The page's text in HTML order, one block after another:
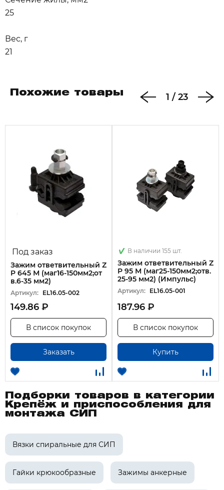
25
Вес, г
21
Похожие товары 1 / 23
Под заказ
Зажим ответвительный Z
P 645 М (маг16-150мм2;от
в.6-35 мм2)
Артикул: EL16.05-002
149.86 ₽
Заказать
В список покупок
В наличии 155 шт.
Зажим ответвительный Z
P 95 М (маг25-150мм2;отв.
25-95 мм2) (Импульс)
Артикул: EL16.05-001
187.96 ₽
Купить
В список покупок
Подборки товаров в категории
Крепёж и приспособления для
монтажа СИП
Вязки спиральные для СИП
Гайки крюкообразные Зажимы анкерные